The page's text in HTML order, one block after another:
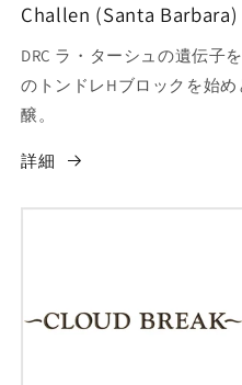
Challen (Santa Barbara)
DRC ラ・ターシュの遺伝子
のトンドレHブロックを始
醸。
詳細